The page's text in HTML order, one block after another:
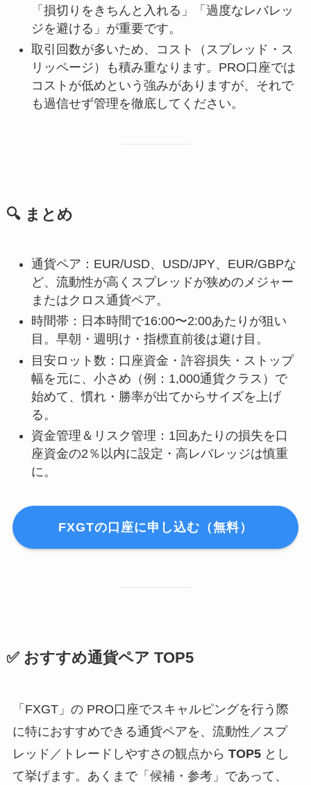
「損切りをきちんと入れる」「過度なレバレッ
ジを避ける」が重要です。
取引回数が多いため、コスト（スプレッド・ス
リッページ）も積み重なります。PRO口座では
コストが低めという強みがありますが、それで
も過信せず管理を徹底してください。
🔍 まとめ
通貨ペア：EUR/USD、USD/JPY、EUR/GBPな
ど、流動性が高くスプレッドが狭めのメジャー
またはクロス通貨ペア。
時間帯：日本時間で16:00〜2:00あたりが狙い
目。早朝・週明け・指標直前後は避け目。
目安ロット数：口座資金・許容損失・ストップ
幅を元に、小さめ（例：1,000通貨クラス）で
始めて、慣れ・勝率が出てからサイズを上げ
る。
資金管理＆リスク管理：1回あたりの損失を口
座資金の2％以内に設定・高レバレッジは慎重
に。
FXGTの口座に申し込む（無料）
✅ おすすめ通貨ペア TOP5
「FXGT」の PRO口座でスキャルピングを行う際
に特におすすめできる通貨ペアを、流動性／スプ
レッド／トレードしやすさの観点から TOP5とし
て挙げます。あくまで「候補・参考」であって、